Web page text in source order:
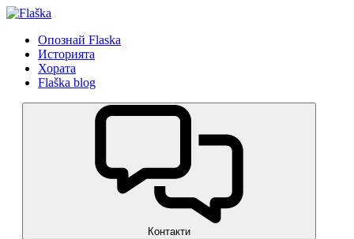
Опознай Flaska
Историята
Хората
Flaška blog
Контакти